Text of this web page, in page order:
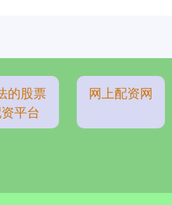
的股票
平台
网上配资网